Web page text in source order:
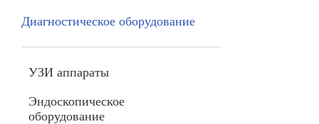
Диагностическое оборудование
УЗИ аппараты
Эндоскопическое
оборудование